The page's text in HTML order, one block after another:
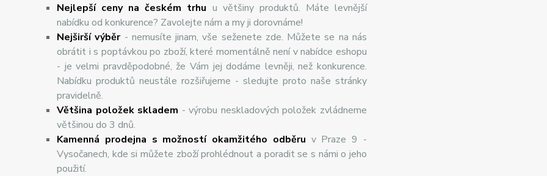
Nejlepší ceny na českém trhu u většiny produktů. Máte levnější
nabídku od konkurence? Zavolejte nám a my ji dorovnáme!
Nejširšívýběr- nemusíte jinam, vše seženete zde. Můžete se na nás
obrátit i s poptávkou po zboží, které momentálně není v nabídce eshopu
- je velmi pravděpodobné, že Vám jej dodáme levněji, než konkurence.
Nabídku produktů neustále rozšiřujeme - sledujte proto naše stránky
pravidelně.
Většina položek skladem - výrobu neskladových položek zvládneme
většinou do 3 dnů.
Kamenná prodejna s možností okamžitého odběru v Praze 9 -
Vysočanech, kde si můžete zboží prohlédnout a poradit se s námi o jeho
použití.